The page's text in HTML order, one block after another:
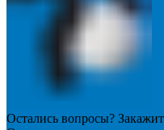
Остались вопросы?